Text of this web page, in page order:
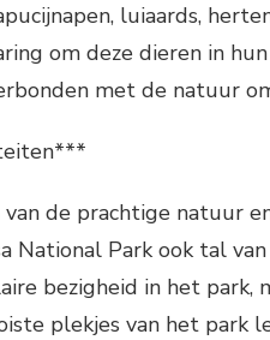
luiaards,
om deze dieren in
met de natuur
de prachtige natuur
National Park ook tal
bezigheid in het park,
plekjes van het park